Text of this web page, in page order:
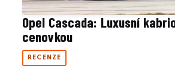
Opel Cascada: Luxusní
cenovkou
RECENZE